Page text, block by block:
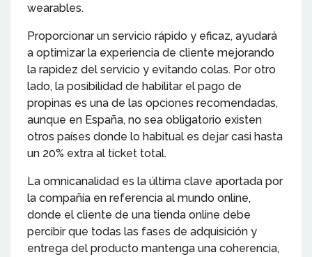
wearables.
Proporcionar un servicio rápido y eficaz, ayudará
a optimizar la experiencia de cliente mejorando
la rapidez del servicio y evitando colas. Por otro
lado, la posibilidad de habilitar el pago de
propinas es una de las opciones recomendadas,
aunque en España, no sea obligatorio existen
otros países donde lo habitual es dejar casi hasta
un 20% extra al ticket total.
La omnicanalidad es la última clave aportada por
la compañía en referencia al mundo online,
donde el cliente de una tienda online debe
percibir que todas las fases de adquisición y
entrega del producto mantenga una coherencia,